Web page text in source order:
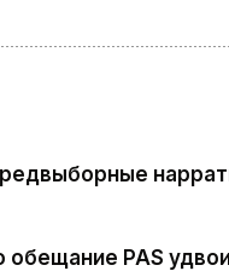
обещание PAS